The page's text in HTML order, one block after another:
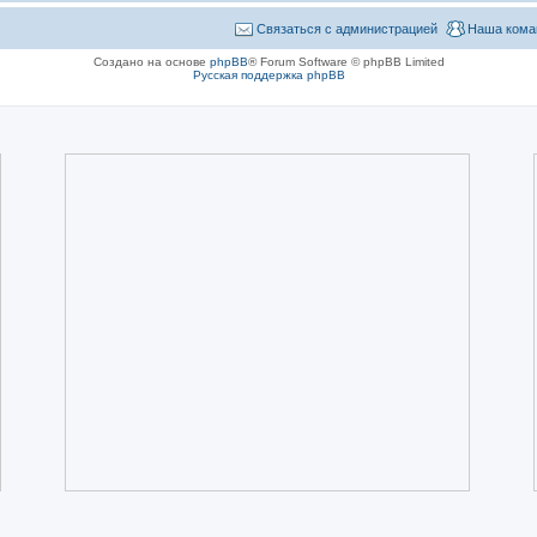
Наша
Связаться с администрацией
Создано на основе phpBB® Forum Software © phpBB Limited
Русская поддержка phpBB